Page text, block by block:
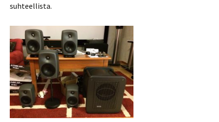
suhteellista.